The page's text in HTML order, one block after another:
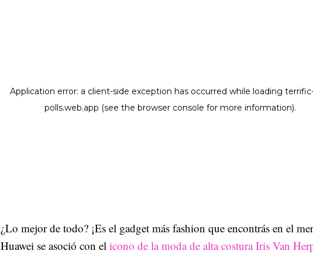
¿Lo mejor de todo? ¡Es el gadget más fashion que encontrás en el
Huawei se asoció con el icono de la moda de alta costura Iris Van